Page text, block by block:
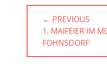
← PREVIOUS
PREVIOUS
POST:
1. MAIFEIER IM
FOHNSDORF